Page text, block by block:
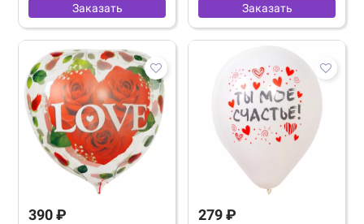
Заказать Заказать
390 ₽ 279 ₽